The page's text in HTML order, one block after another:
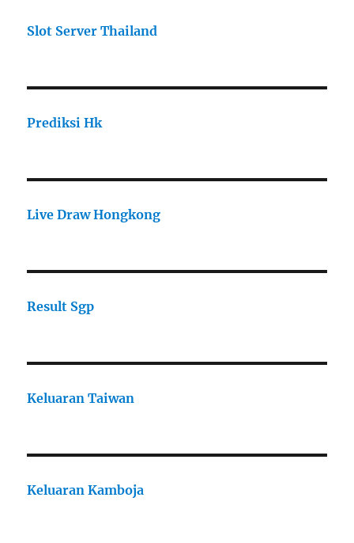
Slot Server Thailand
Prediksi Hk
Live Draw Hongkong
Result Sgp
Keluaran Taiwan
Keluaran Kamboja